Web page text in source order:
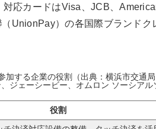
対応カードはVisa、JCB、
UnionPay）の各国際ブランドク
加する企業の役割（出典：横浜市交通
ジェーシービー、オムロン ソーシアル
役割